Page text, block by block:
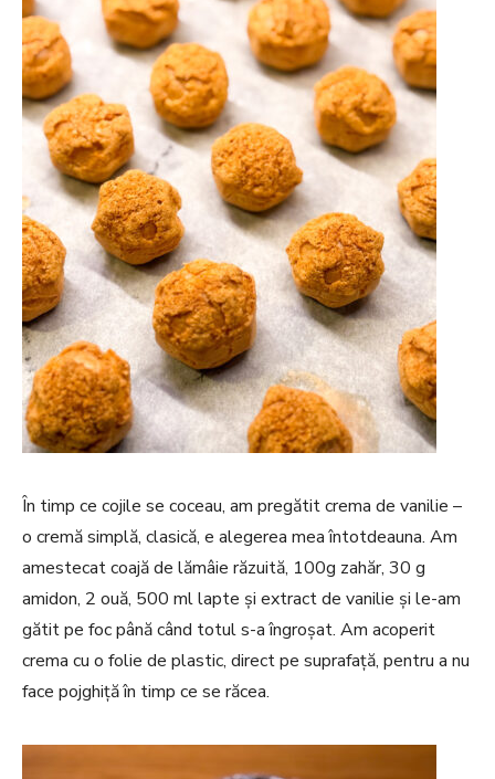
În timp ce cojile se coceau, am pregătit crema de vanilie –
o cremă simplă, clasică, e alegerea mea întotdeauna. Am
amestecat coajă de lămâie răzuită, 100g zahăr, 30 g
amidon, 2 ouă, 500 ml lapte și extract de vanilie și le-am
gătit pe foc până când totul s-a îngroșat. Am acoperit
crema cu o folie de plastic, direct pe suprafață, pentru a nu
face pojghiță în timp ce se răcea.